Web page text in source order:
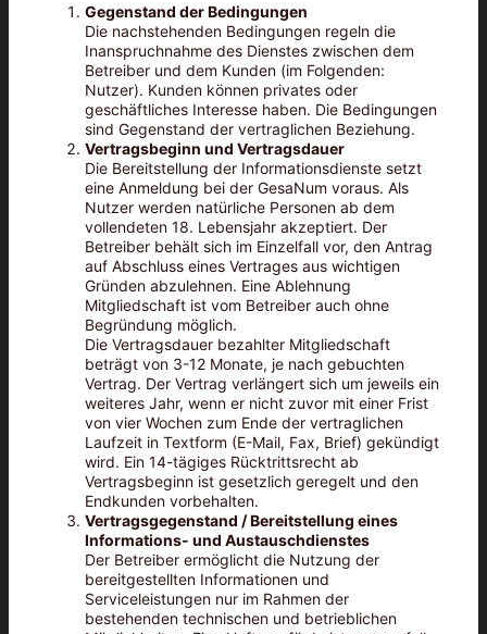
Gegenstand der Bedingungen
Die nachstehenden Bedingungen regeln die
Inanspruchnahme des Dienstes zwischen dem
Betreiber und dem Kunden (im Folgenden:
Nutzer). Kunden können privates oder
geschäftliches Interesse haben. Die Bedingungen
sind Gegenstand der vertraglichen Beziehung.
Vertragsbeginn und Vertragsdauer
Die Bereitstellung der Informationsdienste setzt
eine Anmeldung bei der GesaNum voraus. Als
Nutzer werden natürliche Personen ab dem
vollendeten 18. Lebensjahr akzeptiert. Der
Betreiber behält sich im Einzelfall vor, den Antrag
auf Abschluss eines Vertrages aus wichtigen
Gründen abzulehnen. Eine Ablehnung
Mitgliedschaft ist vom Betreiber auch ohne
Begründung möglich.
Die Vertragsdauer bezahlter Mitgliedschaft
beträgt von 3-12 Monate, je nach gebuchten
Vertrag. Der Vertrag verlängert sich um jeweils ein
weiteres Jahr, wenn er nicht zuvor mit einer Frist
von vier Wochen zum Ende der vertraglichen
Laufzeit in Textform (E-Mail, Fax, Brief) gekündigt
wird. Ein 14-tägiges Rücktrittsrecht ab
Vertragsbeginn ist gesetzlich geregelt und den
Endkunden vorbehalten.
Vertragsgegenstand / Bereitstellung eines
Informations- und Austauschdienstes
Der Betreiber ermöglicht die Nutzung der
bereitgestellten Informationen und
Serviceleistungen nur im Rahmen der
bestehenden technischen und betrieblichen